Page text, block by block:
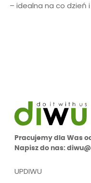
– idealna na co dzień
Pracujemy dla Was
Napisz do nas:
UPDIWU